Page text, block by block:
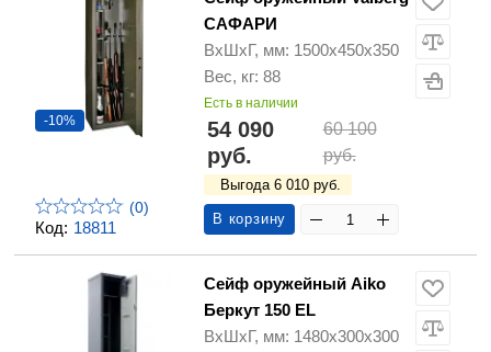
Код: 18811
-10%
(0)
САФАРИ
ВхШхГ, мм: 1500х450х350
Вес, кг: 88
Есть в наличии
54 090
руб.
60 100
руб.
Выгода 6 010 руб.
В корзину
Сейф оружейный Aiko
Беркут 150 EL
ВхШхГ, мм: 1480х300х300